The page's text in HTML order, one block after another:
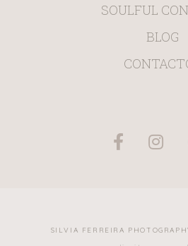
SOULFUL
BLOG
SILVIA FERREIRA